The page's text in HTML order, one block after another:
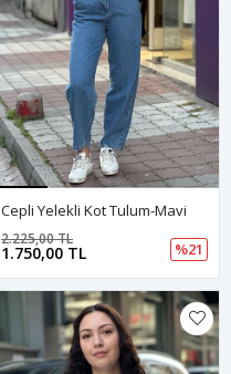
Cepli Yelekli Kot Tulum-Mavi
1.750,00 TL
2.225,00 TL
%21